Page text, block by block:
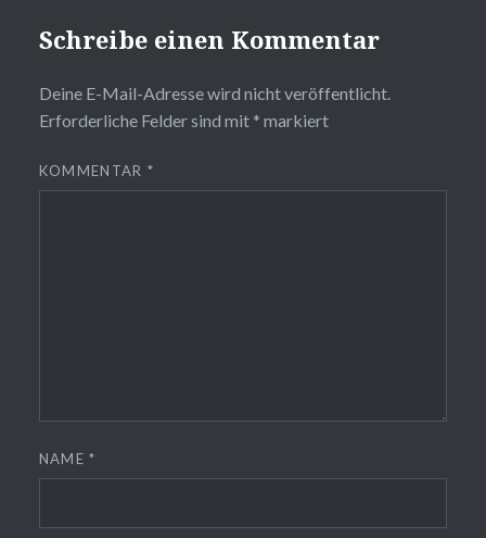
Schreibe einen Kommentar
Deine E-Mail-Adresse wird nicht veröffentlicht.
Erforderliche Felder sind mit * markiert
KOMMENTAR *
NAME*